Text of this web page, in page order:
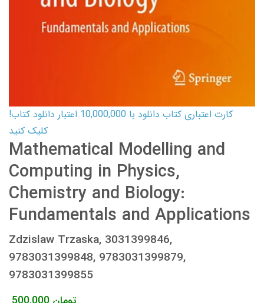
کارت اعتباری کتاب دانلود با 10,000,000 اعتبار دانلود کتاب!
کلیک کنید
Mathematical Modelling and
Computing in Physics,
Chemistry and Biology:
Fundamentals and Applications
Zdzislaw Trzaska, 3031399846,
9783031399848, 9783031399879,
9783031399855